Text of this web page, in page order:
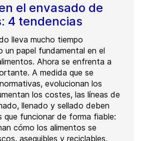
el envasado de
4 tendencias
lleva mucho tiempo
un papel fundamental en el
Ahora se enfrenta a
A medida que se
evolucionan los
los costes, las líneas de
llenado y sellado deben
que funcionar de forma fiable:
cómo los alimentos se
asequibles y reciclables.